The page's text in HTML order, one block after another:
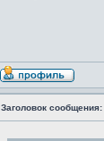
Заголовок сообщения: